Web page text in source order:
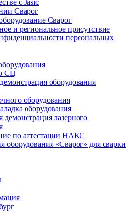
с Jasic
Сварог
Сварог
и региональное присутствие
персональных
СЦ
оборудования
оборудования
оборудования
демонстрация лазерного
по аттестации НАКС
оборудования «Сварог» для сварки